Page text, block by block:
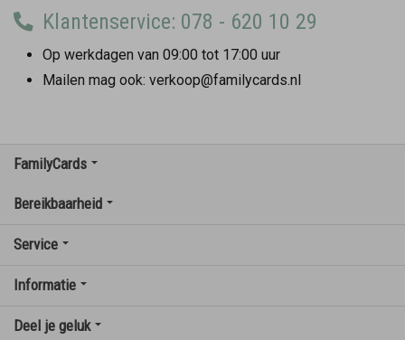
Klantenservice: 078 - 620 10 29
Op werkdagen van 09:00 tot 17:00 uur
Mailen mag ook: verkoop@familycards.nl
FamilyCards
Bereikbaarheid
Service
Informatie
Deel je geluk